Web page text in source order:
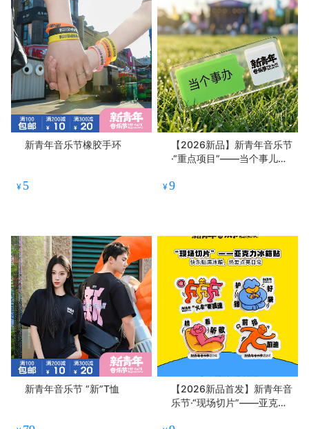
新青年音乐节橡胶手环
¥ 5
【2026新品】新青年音乐节
·“重点项目”——当个事儿办
¥9
新青年音乐节 “新”T恤
【2026新品首发】新青年音
乐节·“现场切片”——亚克力